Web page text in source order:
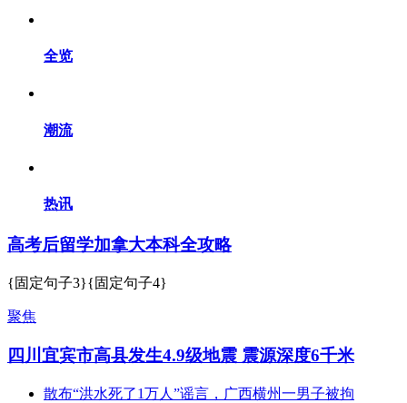
全览
潮流
热讯
高考后留学加拿大本科全攻略
{固定句子3}{固定句子4}
聚焦
四川宜宾市高县发生4.9级地震 震源深度6千米
散布“洪水死了1万人”谣言，广西横州一男子被拘